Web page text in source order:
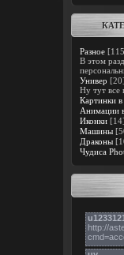
Разное
В этом
Универ [20]
Ну тут все
Картинки
Анимации
Иконки [14]
Машины
Драконы
Чудиса